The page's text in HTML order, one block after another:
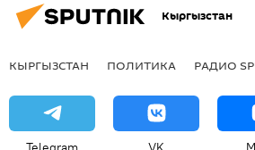
Кыргызстан
КЫРГЫЗСТАН ПОЛИТИКА РАДИО